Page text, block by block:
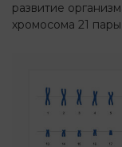
развитие
хромосома 21 пары.